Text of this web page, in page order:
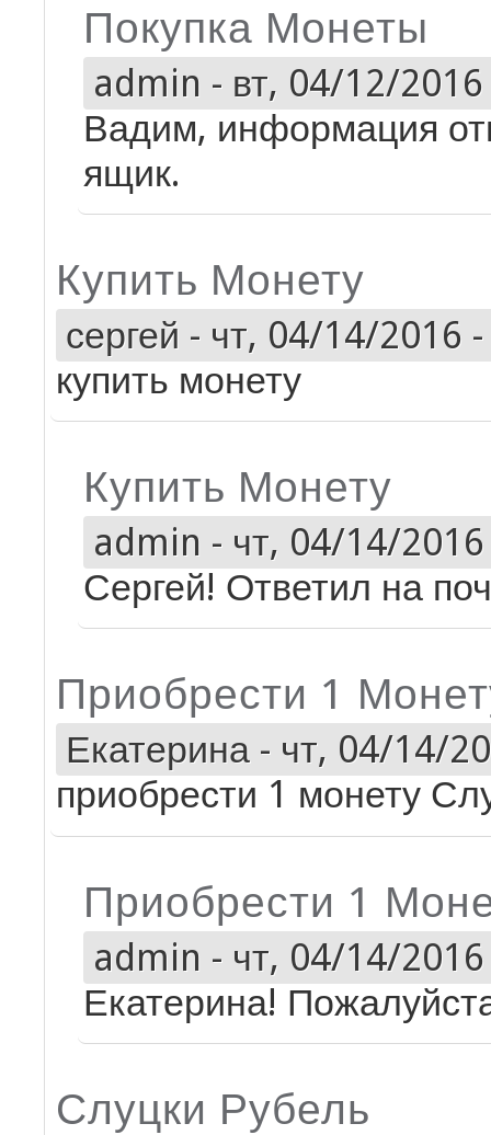
Покупка Монеты
admin - вт, 04/12/
Вадим, информация
ящик.
Купить Монету
сергей - чт, 04/14/2016
купить монету
Купить Монету
admin - чт, 04/14/
Сергей! Ответил на
Приобрести 1
Екатерина- чт, 04/14/
приобрести 1 монету
Приобрести 1
admin - чт, 04/14/
Екатерина!
Слуцки Рубель